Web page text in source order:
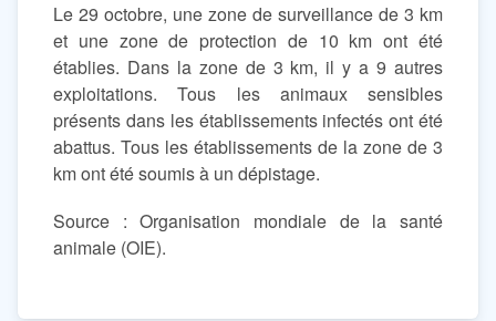
Le 29 octobre, une zone de surveillance de 3 km
et une zone de protection de 10 km ont été
établies. Dans la zone de 3 km, il y a 9 autres
exploitations. Tous les animaux sensibles
présents dans les établissements infectés ont été
abattus. Tous les établissements de la zone de 3
km ont été soumis à un dépistage.
Source : Organisation mondiale de la santé
animale (OIE).